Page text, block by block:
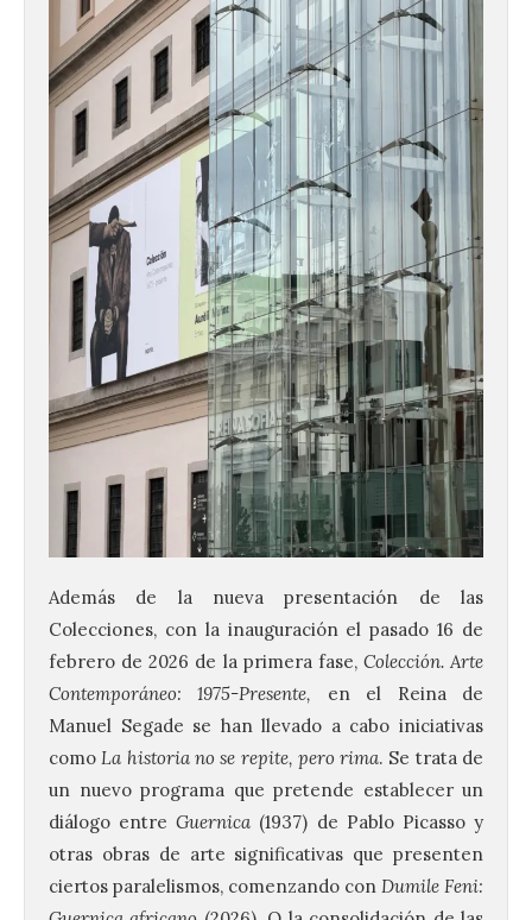
Además de la nueva presentación de las
Colecciones, con la inauguración el pasado 16 de
febrero de 2026 de la primera fase, Colección. Arte
Contemporáneo: 1975-Presente, en el Reina de
Manuel Segade se han llevado a cabo iniciativas
como La historia no se repite, pero rima. Se trata de
un nuevo programa que pretende establecer un
diálogo entreGuernica (1937) de Pablo Picasso y
otras obras de arte significativas que presenten
ciertos paralelismos, comenzando con Dumile Feni:
El Ayuntamiento de La
Bañeza presenta el
Festival One More Time,
una cita con la música de
los 80 y 90 para el 16 de
agosto en la Plaza Mayor.
6 Ago 2026
Se celebrará el próximo